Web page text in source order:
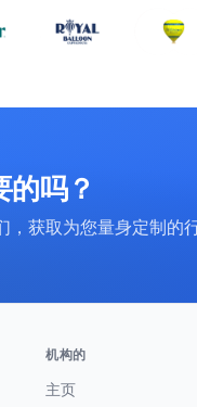
吗？
获取为您量身定制的
机构的
主页